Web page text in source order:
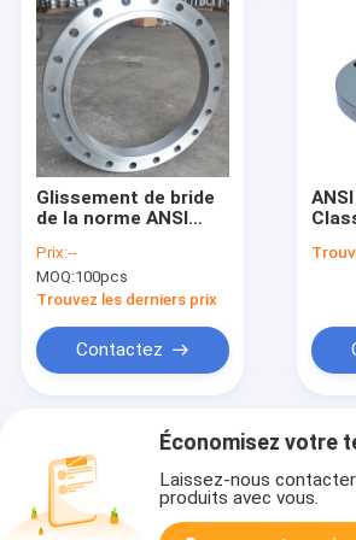
Glissement de bride
de la norme ANSI
le Cs de soudure et
l'acier de solides
solubles forgés
Prix:--
MOQ:100pcs
Trouvez les derniers prix
Contactez
Économisez votre
Laissez-nous
produits avec vous.